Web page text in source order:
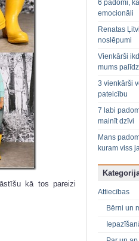
kā tos pareizi
6 padomi,
emocionāli
Renatas
noslēpumi
Vienkārši
mums
3 vienkārši
pateicību
7 labi
mainīt dzīvi
Mans
kuram viss
Attiecības
Bērni un